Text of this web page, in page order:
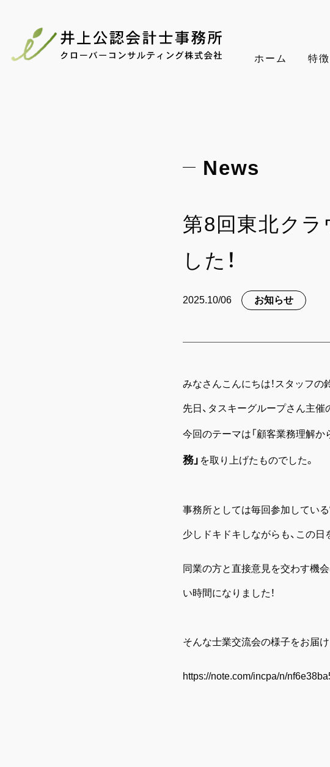
ホーム 特徴
News
第8回東北クラ
した！
2025.10/06 お知らせ
みなさんこんにちは！スタッフの
先日、タスキーグループさん主
今回のテーマは「顧客業務理解か
務」 を取り上げたものでした。
事務所としては毎回参加している
少しドキドキしながらも、この
同業の方と直接意見を交わす機
い時間になりました！
そんな士業交流会の様子をお届
https://note.com/incpa/n/